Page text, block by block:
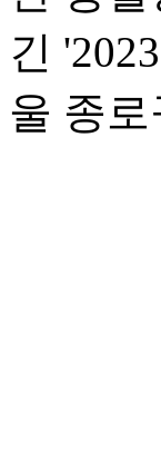
긴
울 종